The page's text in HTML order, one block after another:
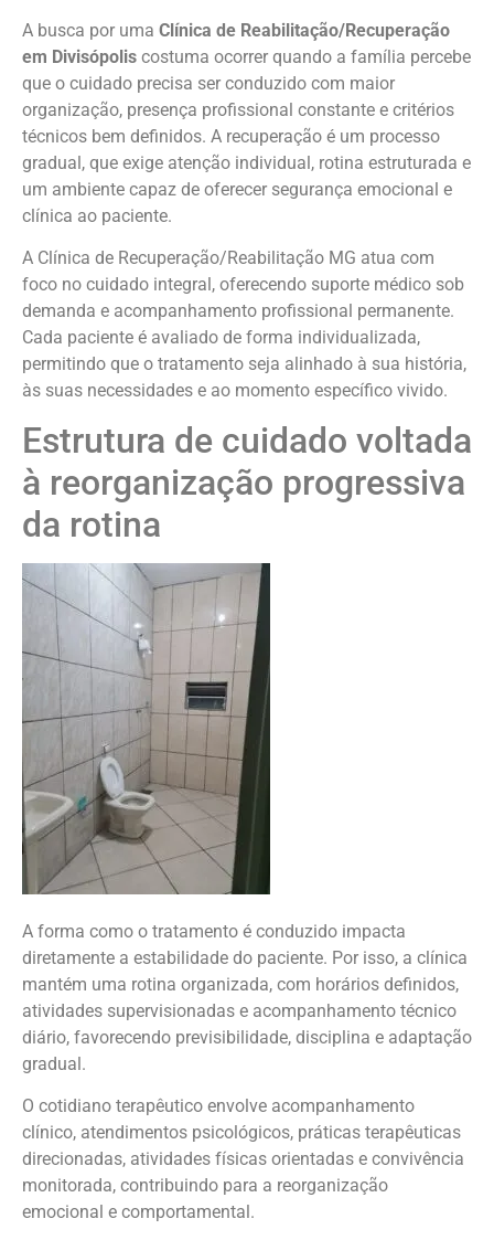
A busca por uma Clínica de Reabilitação/Recuperação
em Divisópolis costuma ocorrer quando a família percebe
que o cuidado precisa ser conduzido com maior
organização, presença profissional constante e critérios
técnicos bem definidos. A recuperação é um processo
gradual, que exige atenção individual, rotina estruturada e
um ambiente capaz de oferecer segurança emocional e
clínica ao paciente.
A Clínica de Recuperação/Reabilitação MG atua com
foco no cuidado integral, oferecendo suporte médico sob
demanda e acompanhamento profissional permanente.
Cada paciente é avaliado de forma individualizada,
permitindo que o tratamento seja alinhado à sua história,
às suas necessidades e ao momento específico vivido.
Estrutura de cuidado voltada
à reorganização progressiva
da rotina
A forma como o tratamento é conduzido impacta
diretamente a estabilidade do paciente. Por isso, a clínica
mantém uma rotina organizada, com horários definidos,
atividades supervisionadas e acompanhamento técnico
diário, favorecendo previsibilidade, disciplina e adaptação
gradual.
O cotidiano terapêutico envolve acompanhamento
clínico, atendimentos psicológicos, práticas terapêuticas
direcionadas, atividades físicas orientadas e convivência
monitorada, contribuindo para a reorganização
emocional e comportamental.